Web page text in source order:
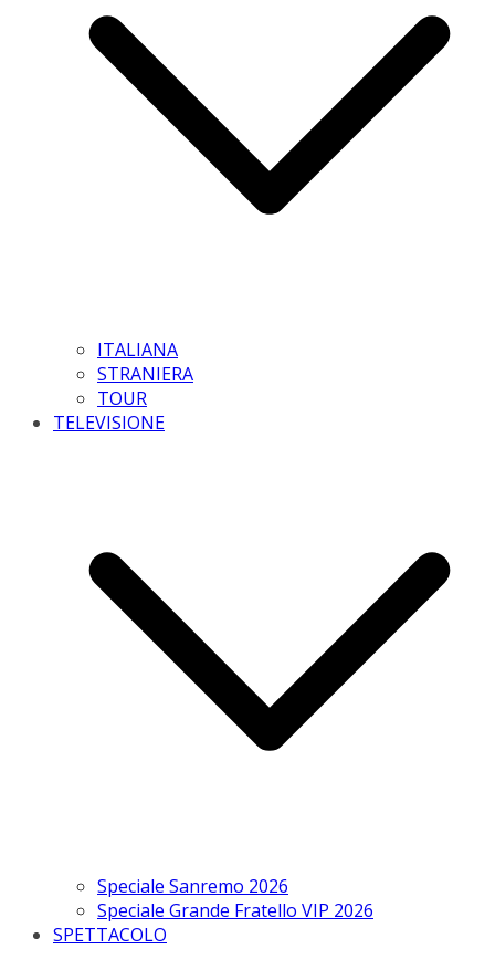
ITALIANA
STRANIERA
TOUR
TELEVISIONE
Speciale Sanremo 2026
Speciale Grande Fratello VIP 2026
SPETTACOLO